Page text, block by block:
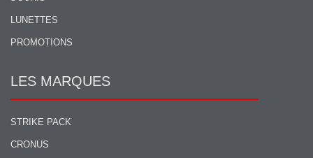
LUNETTES
PROMOTIONS
LES MARQUES
STRIKE PACK
CRONUS